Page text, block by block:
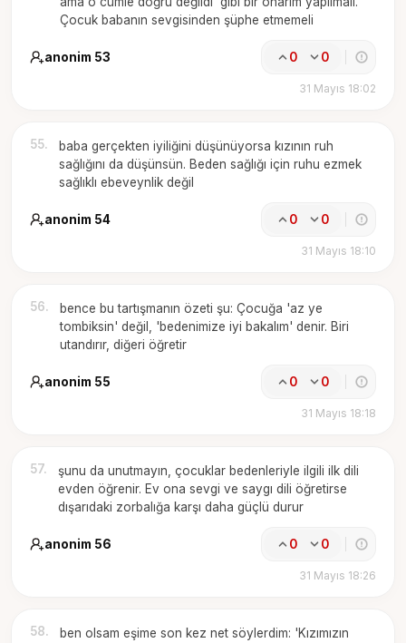
Çocuk babanın sevgisinden şüphe etmemeli
anonim 53 0 0
31 Mayıs 18:02
55.
baba gerçekten iyiliğini düşünüyorsa kızının ruh
sağlığını da düşünsün. Beden sağlığı için ruhu ezmek
sağlıklı ebeveynlik değil
anonim 54 0 0
31 Mayıs 18:10
56.
bence bu tartışmanın özeti şu: Çocuğa 'az ye
tombiksin' değil, 'bedenimize iyi bakalım' denir. Biri
utandırır, diğeri öğretir
anonim 55 0 0
31 Mayıs 18:18
57.
şunu da unutmayın, çocuklar bedenleriyle ilgili ilk dili
evden öğrenir. Ev ona sevgi ve saygı dili öğretirse
dışarıdaki zorbalığa karşı daha güçlü durur
anonim 56 0 0
31 Mayıs 18:26
58.
ben olsam eşime son kez net söylerdim: 'Kızımızın